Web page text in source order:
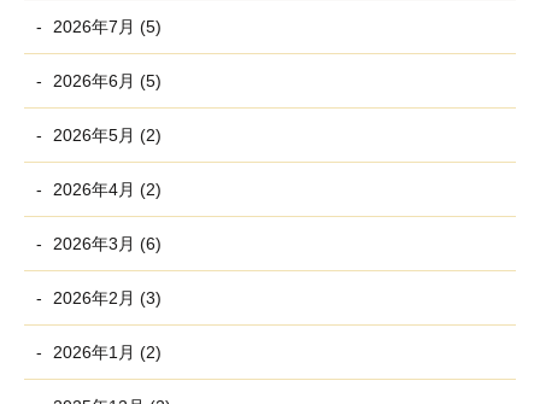
2026年7月 (5)
2026年6月 (5)
2026年5月 (2)
2026年4月 (2)
2026年3月 (6)
2026年2月 (3)
2026年1月 (2)